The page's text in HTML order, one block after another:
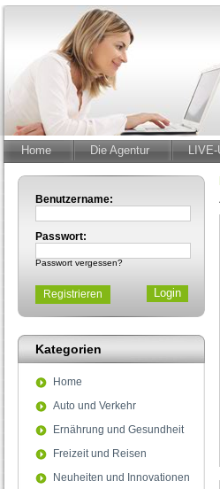
Home Die Agentur LIVE-
Benutzername:
Passwort:
Passwort vergessen?
Registrieren
Kategorien
Home
Auto und Verkehr
Ernährung und Gesundheit
Freizeit und Reisen
Neuheiten und Innovationen